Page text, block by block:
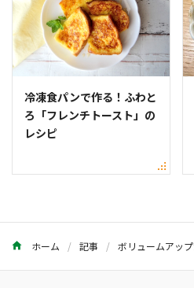
冷凍食パンで作る！ふわと
ろ「フレンチトースト」の
レシピ
ホーム 記事